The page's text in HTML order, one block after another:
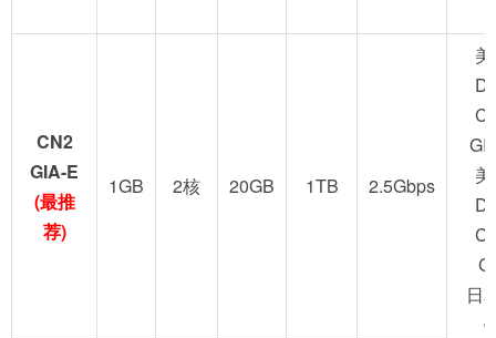
CN2
GIA-E
(最推
荐)
1GB 2核 20GB 1TB 2.5Gbps
日